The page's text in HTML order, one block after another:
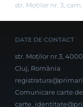
str. Moților nr. 3,
DATE DE CONTACT
str. Moților nr.3,
Cluj, România
Comunicare carte